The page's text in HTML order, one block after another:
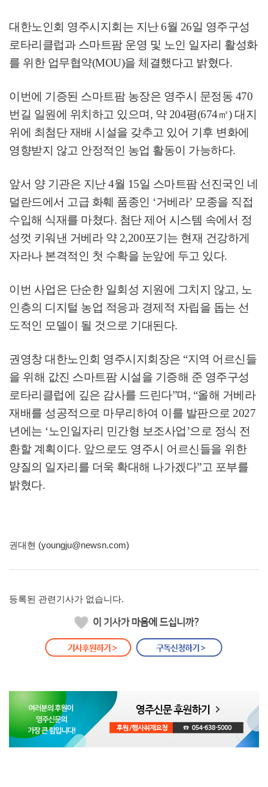
대한노인회 영주시지회는 지난6월 26일 영주구성
로타리클럽과 스마트팜 운영 및 노인 일자리 활성화
를 위한 업무협약(MOU)을 체결했다고 밝혔다.
이번에 기증된 스마트팜 농장은 영주시 문정동 470
번길 일원에 위치하고 있으며, 약 204평(674㎡) 대지
위에 최첨단 재배 시설을 갖추고 있어 기후 변화에
영향받지 않고 안정적인 농업 활동이 가능하다.
앞서 양 기관은 지난4월 15일 스마트팜 선진국인 네
덜란드에서 고급 화훼 품종인 ‘거베라’ 모종을 직접
수입해 식재를 마쳤다. 첨단 제어 시스템 속에서 정
성껏 키워낸 거베라 약 2,200포기는 현재 건강하게
자라나 본격적인 첫 수확을 눈앞에 두고 있다.
이번 사업은 단순한 일회성 지원에 그치지 않고, 노
인층의 디지털 농업 적응과 경제적 자립을 돕는 선
도적인 모델이 될 것으로 기대된다.
권영창 대한노인회 영주시지회장은 “지역 어르신들
을 위해 값진 스마트팜 시설을 기증해 준 영주구성
로타리클럽에 깊은 감사를 드린다”며, “올해 거베라
재배를 성공적으로 마무리하여 이를 발판으로 2027
년에는 ‘노인일자리 민간형 보조사업’으로 정식 전
환할 계획이다. 앞으로도 영주시 어르신들을 위한
양질의 일자리를 더욱 확대해 나가겠다”고 포부를
밝혔다.
권대현 (youngju@newsn.com)
등록된 관련기사가 없습니다.